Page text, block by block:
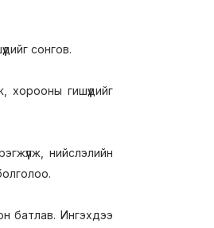
сонгов.
хорооны гишүүдийг
нийслэлийн
батлав. Ингэхдээ